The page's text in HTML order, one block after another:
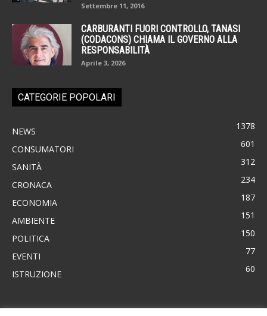
Settembre 11, 2016
CARBURANTI FUORI CONTROLLO, TANASI
(CODACONS) CHIAMA IL GOVERNO ALLA
RESPONSABILITÀ
Aprile 3, 2026
CATEGORIE POPOLARI
NEWS 1378
CONSUMATORI 601
SANITÀ 312
CRONACA 234
ECONOMIA 187
AMBIENTE 151
POLITICA 150
EVENTI 77
ISTRUZIONE 60